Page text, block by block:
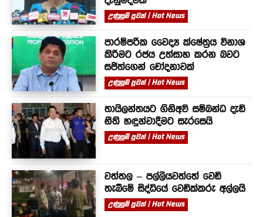
උණුසුම් පුවත් | Hot News
පාරම්පරික වෛද්‍ය ක්ෂේත්‍රය විනාශ
කිරීමට රජය උත්සාහ කරන බවට
සජිත්ගෙන් චෝදනාවක්
උණුසුම් පුවත් | Hot News
තායිලන්තයට ගිනිඅවි සම්බන්ධ දැඩි
නීති හඳුන්වාදීමට සැරසෙයි
උණුසුම් පුවත් | Hot News
වත්තල – පල්ලියවත්තේ වෙඩි
තැබීමේ සිද්ධියේ වෙඩික්කරු අල්ලයි
උණුසුම් පුවත් | Hot News